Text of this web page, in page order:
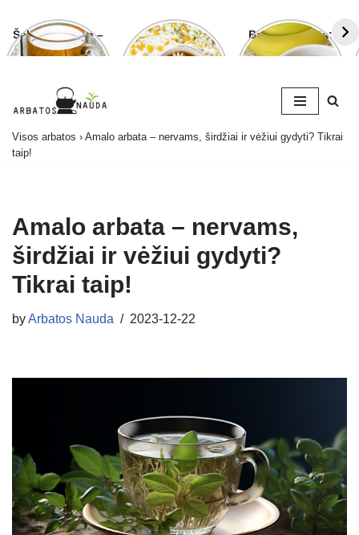
Šalavijo arbata –
ligoms gydyti ir
Ramunėlių
arbata pagelbės
Bananų arbata:
kuo ji naudinga
to
Visos arbatos › Amalo arbata – nervams, širdžiai ir vėžiui gydyti? Tikrai
taip!
Amalo arbata – nervams,
širdžiai ir vėžiui gydyti?
Tikrai taip!
byArbatos Nauda 2023-12-22